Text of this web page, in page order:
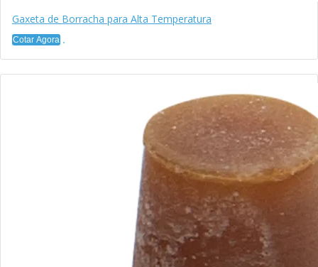
Gaxeta de Borracha para Alta Temperatura
Cotar Agora